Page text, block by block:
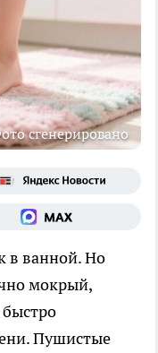
сгенерировано
в ванной. Но
мокрый,
Пушистые